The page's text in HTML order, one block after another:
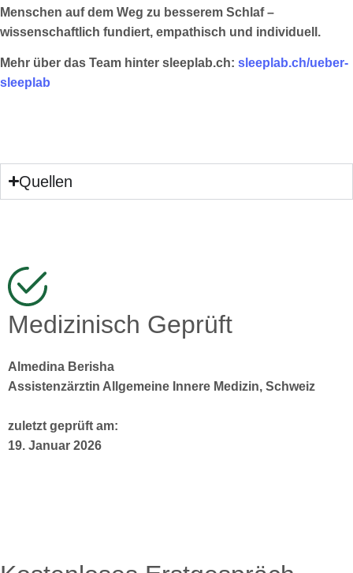
Menschen auf dem Weg zu besserem Schlaf –
wissenschaftlich fundiert, empathisch und individuell.
Mehr über das Team hinter sleeplab.ch: sleeplab.ch/ueber-
sleeplab
Quellen
Medizinisch Geprüft
Almedina Berisha
Assistenzärztin Allgemeine Innere Medizin, Schweiz
zuletzt geprüft am:
19. Januar 2026